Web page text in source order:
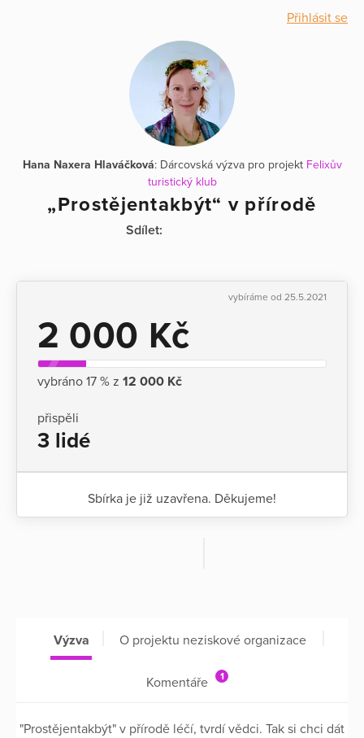
Přihlásit se
Hana Naxera Hlaváčková: Dárcovská výzva pro projekt Felixův
turistický klub
„Prostějentakbýt“ v přírodě
Sdílet:
vybíráme od 25.5.2021
2 000 Kč
vybráno 17 % z 12 000 Kč
přispěli
3 lidé
Sbírka je již uzavřena. Děkujeme!
Výzva O projektu neziskové organizace
Komentáře 1
"Prostějentakbýt" v přírodě léčí, tvrdí vědci. Tak si chci dát